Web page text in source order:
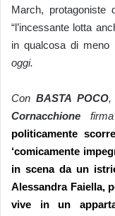
March, protagoniste
“l’incessante lotta
in qualcosa di meno
oggi.
Con BASTA POCO,
Cornacchione
politicamente
‘comicamente
in scena da un
Alessandra Faiella,
vive in un